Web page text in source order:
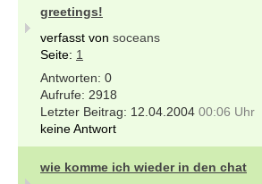
greetings!
verfasst von soceans
Seite: 1
0
2918
12.04.2004 00:06 Uhr
keine Antwort
wie komme ich wieder in den chat